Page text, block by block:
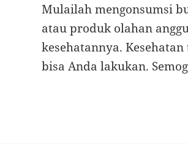
Mulailah mengonsumsi
atau produk olahan
kesehatannya.
bisa Anda lakukan.